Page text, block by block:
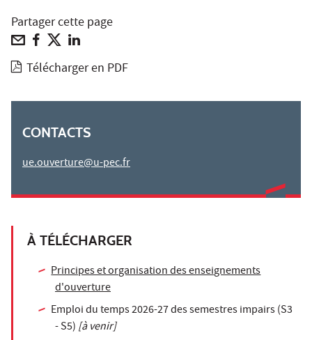
Partager cette page
Télécharger en PDF
CONTACTS
ue.ouverture@u-pec.fr
À TÉLÉCHARGER
Principes et organisation des enseignements
d'ouverture
Emploi du temps 2026-27 des semestres impairs (S3
- S5) [à venir]